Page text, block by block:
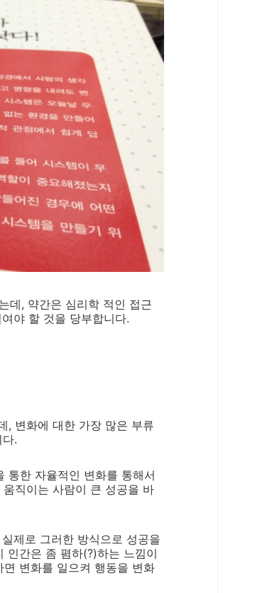
데, 약간은 심리학 적인 접근
야 할 것을 당부합니다.
, 변화에 대한 가장 많은 부류
.
통한 자율적인 변화를 통해서
직이는 사람이 큰 성공을 바
제로 그러한 방식으로 성공을
인간은 좀 폄하(?)하는 느낌이
변화를 일으켜 행동을 변화